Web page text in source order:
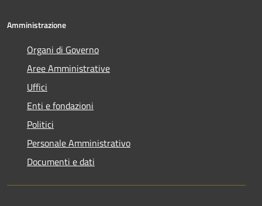
Amministrazione
Organi di Governo
Aree Amministrative
Uffici
Enti e fondazioni
Politici
Personale Amministrativo
Documenti e dati